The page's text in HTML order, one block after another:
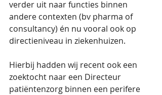
verder uit naar functies binnen
andere contexten (bv pharma of
consultancy) én nu vooral ook op
directieniveau in ziekenhuizen.
Hierbij hadden wij recent ook een
zoektocht naar een Directeur
patiëntenzorg binnen een perifere